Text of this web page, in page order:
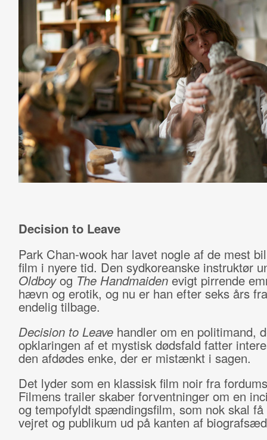
Decision to Leave
Park Chan-wook har lavet nogle af de mest
film i nyere tid. Den sydkoreanske instruktør
Oldboyog The Handmaidenevigt pirrende
hævn og erotik, og nu er han efter seks års
endelig tilbage.
Decision to Leave handler om en politimand,
opklaringen af et mystisk dødsfald fatter
den afdødes enke, der er mistænkt i sagen.
Det lyder som en klassisk film noir fra
Filmens trailer skaber forventninger om en
og tempofyldt spændingsfilm, som nok skal få
vejret og publikum ud på kanten af